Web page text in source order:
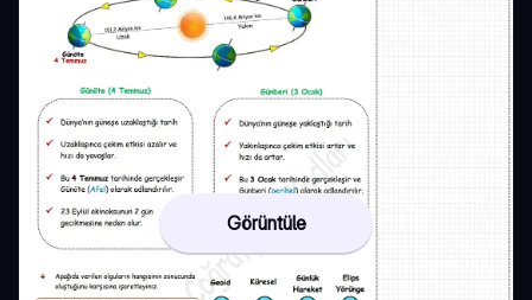
Görüntüle